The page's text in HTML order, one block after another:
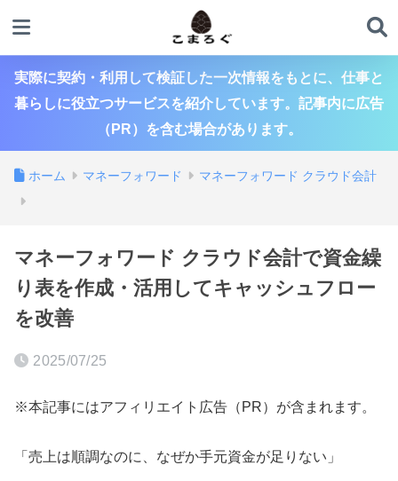
実際に契約・利用して検証した一次情報をもとに、仕事と
暮らしに役立つサービスを紹介しています。記事内に広告
（PR）を含む場合があります。
ホーム マネーフォワード マネーフォワード クラウド会計
マネーフォワード クラウド会計で資金繰
り表を作成・活用してキャッシュフロー
を改善
2025/07/25
※本記事にはアフィリエイト広告（PR）が含まれます。
「売上は順調なのに、なぜか手元資金が足りない」